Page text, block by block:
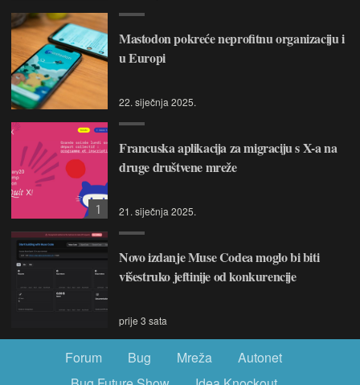
Mastodon pokreće neprofitnu organizaciju i
u Europi
22. siječnja 2025.
Francuska aplikacija za migraciju s X-a na
druge društvene mreže
21. siječnja 2025.
1
Novo izdanje Muse Codea moglo bi biti
višestruko jeftinije od konkurencije
prije 3 sata
Forum Bug Mreža
Autonet